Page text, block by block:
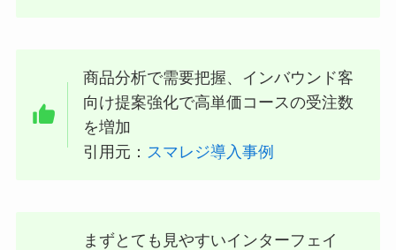
商品分析で需要把握、インバウンド客
向け提案強化で高単価コースの受注数
を増加
引用元： スマレジ導入事例
まずとても見やすいインターフェイ